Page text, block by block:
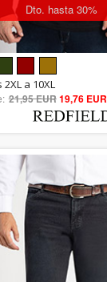
Dto. hasta 30%
5.00
out of 5
2XL a 10XL
21,95 EUR19,76 EUR